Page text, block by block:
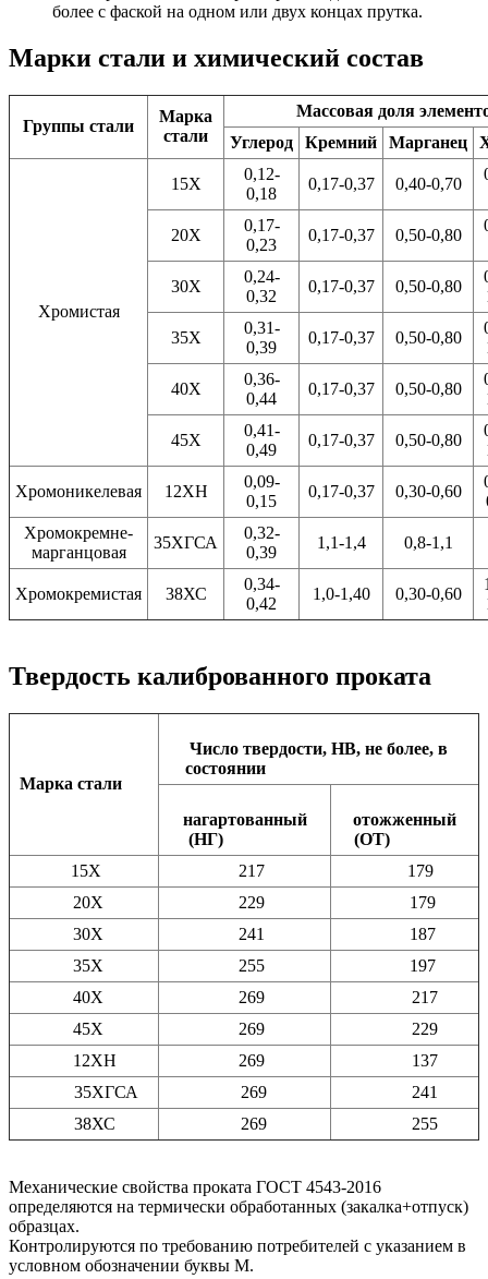
более с фаской на одном или двух концах прутка.
Марки стали и химический состав
Группы стали
Марка
стали
Массовая доля
Углерод
Кремний Марганец
Хромистая
15Х
0,12-
0,18
0,17-0,37 0,40-0,70
20Х
0,17-
0,23
0,17-0,37 0,50-0,80
30Х
0,24-
0,32
0,17-0,37 0,50-0,80
35Х
0,31-
0,39
0,17-0,37 0,50-0,80
40Х
0,36-
0,44
0,17-0,37 0,50-0,80
45Х
0,41-
0,49
0,17-0,37 0,50-0,80
Хромоникелевая 12ХН
0,09-
0,15
0,17-0,37 0,30-0,60
Хромокремне-
марганцовая
35ХГСА
0,32-
0,39
1,1-1,4 0,8-1,1
Хромокремистая 38ХС
0,34-
0,42
1,0-1,40 0,30-0,60
Твердость калиброванного проката
Марка стали
Число твердости, НВ, не более, в
состоянии
нагартованный
(НГ)
отожженный
(ОТ)
15Х
217
179
20Х
229
179
30Х
241
187
35Х
255
197
40Х
269
217
45Х
269
229
12ХН
269
137
35ХГСА
269
241
38ХС
269 255
Механические свойства проката ГОСТ 4543-2016
определяются на термически обработанных (закалка+отпуск)
образцах.
Контролируются по требованию потребителей с указанием в
условном обозначении буквы М.